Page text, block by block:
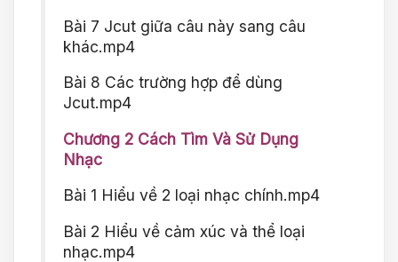
Bài 7 Jcut giữa câu này sang câu
khác.mp4
Bài 8 Các trường hợp để dùng
Jcut.mp4
Chương 2 Cách Tìm Và Sử Dụng
Nhạc
Bài 1 Hiểu về 2 loại nhạc chính.mp4
Bài 2 Hiểu về cảm xúc và thể loại
nhạc.mp4